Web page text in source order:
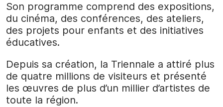
Son programme comprend des expositions,
du cinéma, des conférences, des ateliers,
des projets pour enfants et des initiatives
éducatives.
Depuis sa création, la Triennale a attiré plus
de quatre millions de visiteurs et présenté
les œuvres de plus d’un millier d’artistes de
toute la région.